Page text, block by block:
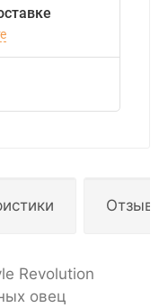
Revolution
овец